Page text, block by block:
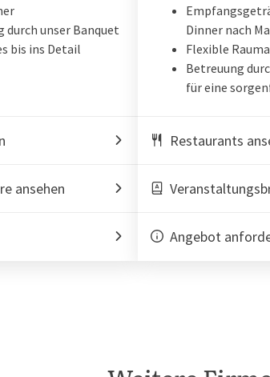
durch unser Banquet
bis ins Detail
ansehen
Dinner nach
Flexible
Betreuung
für eine
Restaurants
Angebot